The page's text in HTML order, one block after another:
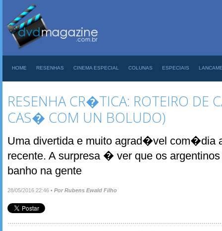
HOME RESENHAS CINEMA ESPECIAL COLUNAS ESPECIAIS
RESENHA CR�TICA: ROTEIRO DE
CAS� COM UN BOLUDO)
Uma divertida e muito agrad�vel com�dia
recente. A surpresa � ver que os
banho na gente
28/05/2016 22:46 • Por Rubens Ewald Filho